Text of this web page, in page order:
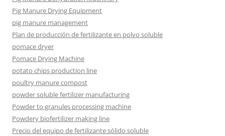
Pig Manure Drying Equipment
pig manure management
Plan de producción de fertilizante en polvo soluble
pomace dryer
Pomace Drying Machine
potato chips production line
poultry manure compost
powder soluble fertilizer manufacturing
Powder to granules processing machine
Powdery biofertilizer making line
Precio del equipo de fertilizante sólido soluble